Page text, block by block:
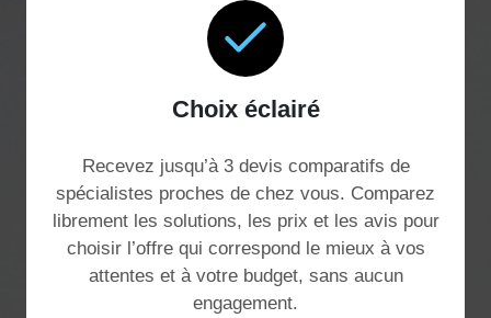
Choix éclairé
Recevez jusqu’à 3 devis comparatifs de
spécialistes proches de chez vous. Comparez
librement les solutions, les prix et les avis pour
choisir l’offre qui correspond le mieux à vos
attentes et à votre budget, sans aucun
engagement.